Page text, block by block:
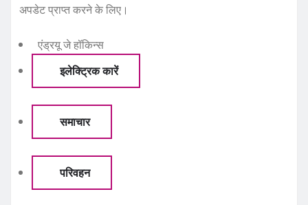
अपडेट प्राप्त करने के लिए।
एंड्रयू जे हॉकिन्स
इलेक्ट्रिक कारें
समाचार
परिवहन